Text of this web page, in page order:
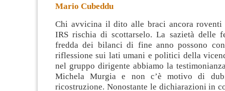
Mario Cubeddu
Chi avvicina il dito alle braci ancora roventi
IRS rischia di scottarselo. La sazietà delle
fredda dei bilanci di fine anno possono
riflessione sui lati umani e politici della
nel gruppo dirigente abbiamo la
Michela Murgia e non c’è motivo di
ricostruzione. Nonostante le dichiarazioni in